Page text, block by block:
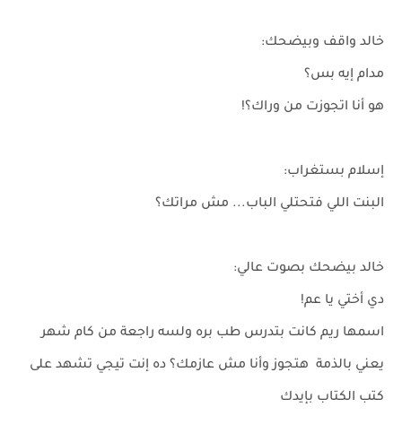
خالد واقف وبيضحك:
مدام إيه بس؟
هو أنا اتجوزت من وراك؟!
إسلام بستغراب:
البنت اللي فتحتلي الباب... مش مراتك؟
خالد بيضحك بصوت عالي:
دي أختي يا عم!
اسمها ريم كانت بتدرس طب بره ولسه راجعة من كام شهر
يعني بالذمة هتجوز وأنا مش عازمك؟ ده إنت تيجي تشهد على
كتب الكتاب بإيدك